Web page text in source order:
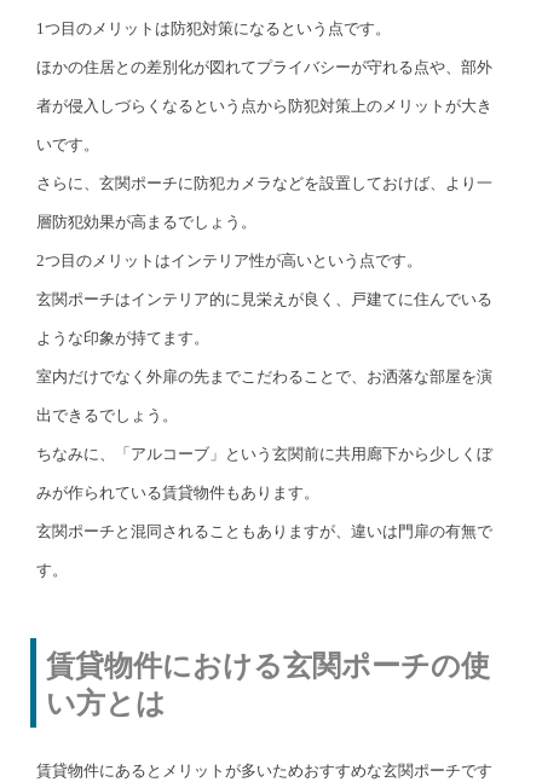
1つ目のメリットは防犯対策になるという点です。
ほかの住居との差別化が図れてプライバシーが守れる点や、部外
者が侵入しづらくなるという点から防犯対策上のメリットが大き
いです。
さらに、玄関ポーチに防犯カメラなどを設置しておけば、より一
層防犯効果が高まるでしょう。
2つ目のメリットはインテリア性が高いという点です。
玄関ポーチはインテリア的に見栄えが良く、戸建てに住んでいる
ような印象が持てます。
室内だけでなく外扉の先までこだわることで、お洒落な部屋を演
出できるでしょう。
ちなみに、「アルコーブ」という玄関前に共用廊下から少しくぼ
みが作られている賃貸物件もあります。
玄関ポーチと混同されることもありますが、違いは門扉の有無で
す。
賃貸物件における玄関ポーチの使
い方とは
賃貸物件にあるとメリットが多いためおすすめな玄関ポーチです